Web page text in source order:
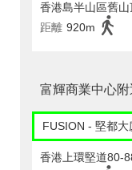
香港島半山區舊
距離 920m
富輝商業中心
FUSION - 堅都大
香港上環堅道80-